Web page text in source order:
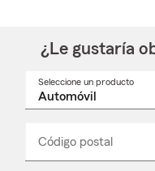
¿Le gustaría
Seleccione un producto
Código postal
_____